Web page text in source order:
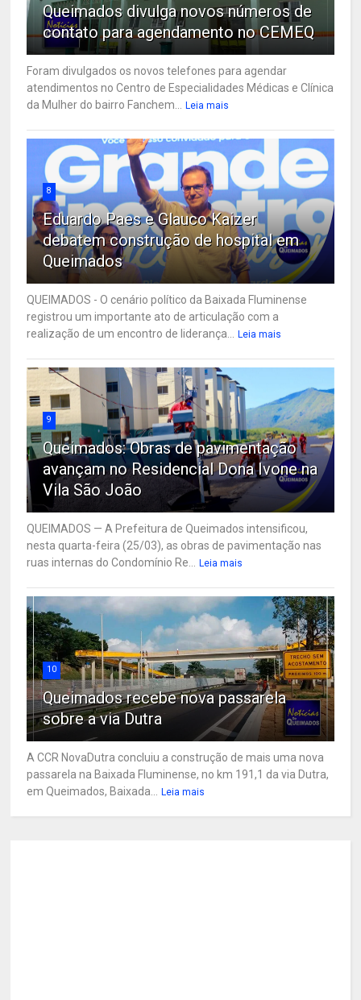
Queimados divulga novos números de
contato para agendamento no CEMEQ
Foram divulgados os novos telefones para agendar
atendimentos no Centro de Especialidades Médicas e Clínica
da Mulher do bairro Fanchem...
Leia mais
8
Eduardo Paes e Glauco Kaizer
debatem construção de hospital em
Queimados
QUEIMADOS - O cenário político da Baixada Fluminense
registrou um importante ato de articulação com a
realização de um encontro de liderança...
Leia mais
9
Queimados: Obras de pavimentação
avançam no Residencial Dona Ivone na
Vila São João
QUEIMADOS — A Prefeitura de Queimados intensificou,
nesta quarta-feira (25/03), as obras de pavimentação nas
ruas internas do Condomínio Re...
Leia mais
10
Queimados recebe nova passarela
sobre a via Dutra
A CCR NovaDutra concluiu a construção de mais uma nova
passarela na Baixada Fluminense, no km 191,1 da via Dutra,
em Queimados, Baixada...
Leia mais